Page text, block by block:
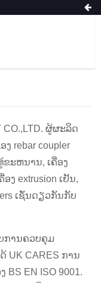
CO.,LTD. ຜູ້ຜະລິດ
rebar coupler
ຂະຫນານ, ເຄື່ອງ
ງ extrusion ເຢັນ,
ເຊັ່ນດຽວກັນກັບ
ການຄວບຄຸມ
UK CARES ການ
EN ISO 9001.